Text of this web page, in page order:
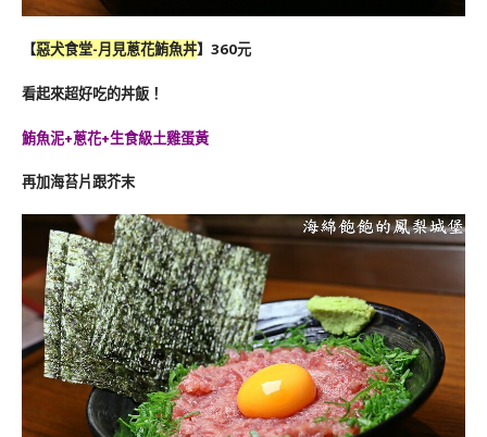
【惡犬食堂-月見蔥花鮪魚丼】360元
看起來超好吃的丼飯！
鮪魚泥+蔥花+生食級土雞蛋黃
再加海苔片跟芥末